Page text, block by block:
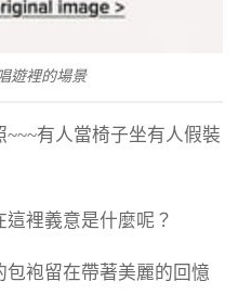
遊裡的場景
有人當椅子坐有人假裝
裡義意是什麼呢？
袍留在帶著美麗的回憶